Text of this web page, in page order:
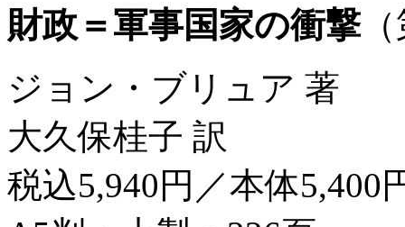
財政＝軍事国家の衝撃（
ジョン・ブリュア 著
大久保桂子 訳
税込5,940円／本体5,400